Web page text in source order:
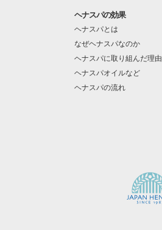
ヘナスパの効果
ヘナスパとは
なぜヘナスパなのか
ヘナスパに取り組んだ理由
ヘナスパオイルなど
ヘナスパの流れ